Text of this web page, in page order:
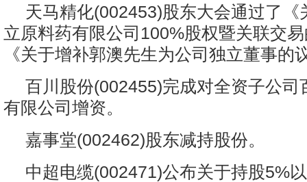
天马精化(002453)股东大会通过了《
立原料药有限公司100%股权暨关联交
《关于增补郭澳先生为公司独立董事的
百川股份(002455)完成对全资子公司
有限公司增资。
嘉事堂(002462)股东减持股份。
中超电缆(002471)公布关于持股5%